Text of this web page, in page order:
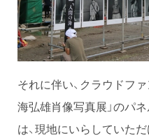
それに伴い、クラウドフ
海弘雄肖像写真展」のパ
は、現地にいらしていた